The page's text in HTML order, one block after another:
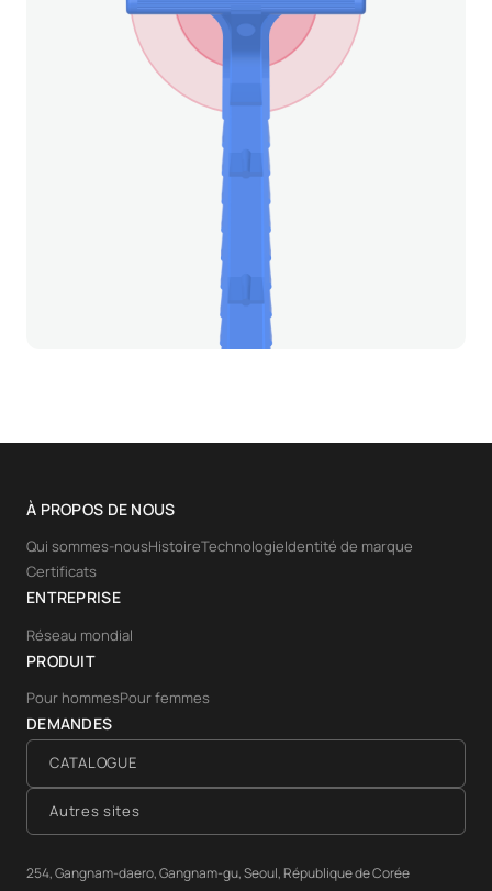
À PROPOS DE NOUS
Qui sommes-nousHistoireTechnologieIdentité de marque
Certificats
ENTREPRISE
Réseau mondial
PRODUIT
Pour hommesPour femmes
DEMANDES
CATALOGUE
Autres sites
254, Gangnam-daero, Gangnam-gu, Seoul, République de Corée